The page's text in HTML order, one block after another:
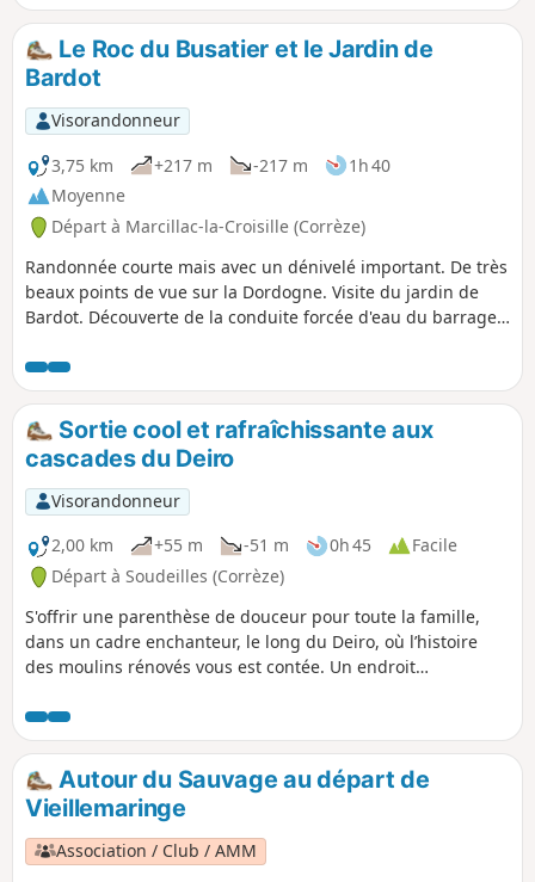
Le Roc du Busatier et le Jardin de
Bardot
Visorandonneur
3,75 km
+217 m -217 m
1h 40
Moyenne
Départ à Marcillac-la-Croisille (Corrèze)
Randonnée courte mais avec un dénivelé important. De très
beaux points de vue sur la Dordogne. Visite du jardin de
Bardot. Découverte de la conduite forcée d'eau du barrage
pratiques.
Sortie cool et rafraîchissante aux
cascades du Deiro
Visorandonneur
2,00 km
+55 m -51 m 0h 45
Facile
Départ à Soudeilles (Corrèze)
S'offrir une parenthèse de douceur pour toute la famille,
dans un cadre enchanteur, le long du Deiro, où l’histoire
des moulins rénovés vous est contée. Un endroit
tremper les pieds pour les plus courageux, voire trouver
des petits bassins en traversant le Deiro.
Autour du Sauvage au départ de
Vieillemaringe
Association / Club / AMM